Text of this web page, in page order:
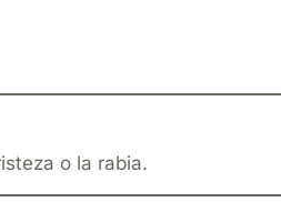
o la rabia.